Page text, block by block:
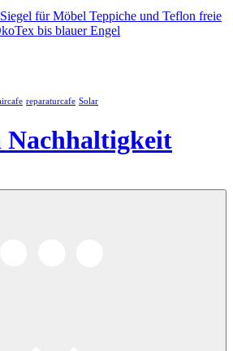
für Möbel Teppiche und Teflon freie
bis blauer Engel
reparaturcafe Solar
Nachhaltigkeit